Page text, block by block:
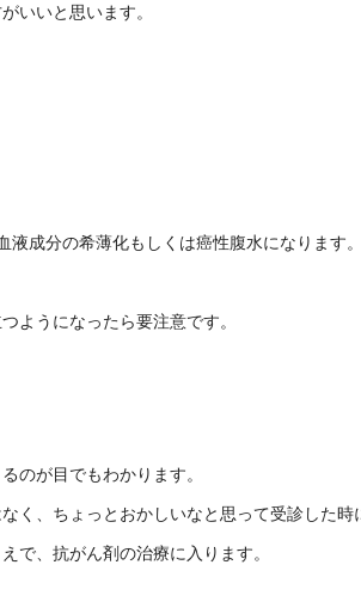
いいと思います。
成分の希薄化もしくは癌性腹水になります。
ようになったら要注意です。
のが目でもわかります。
、ちょっとおかしいなと思って受診した時
で、抗がん剤の治療に入ります。